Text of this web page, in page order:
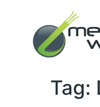
Tag: